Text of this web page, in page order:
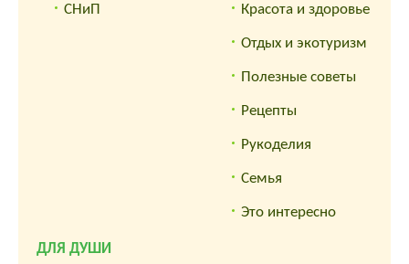
СНиП Красота и здоровье
Отдых и экотуризм
Полезные советы
Рецепты
Рукоделия
Семья
Это интересно
ДЛЯ ДУШИ